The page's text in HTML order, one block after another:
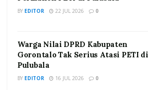
BY EDITOR 22 JUL 2026 0
Warga Nilai DPRD Kabupaten
Gorontalo Tak Serius Atasi PETI di
Pulubala
BY EDITOR 16 JUL 2026 0